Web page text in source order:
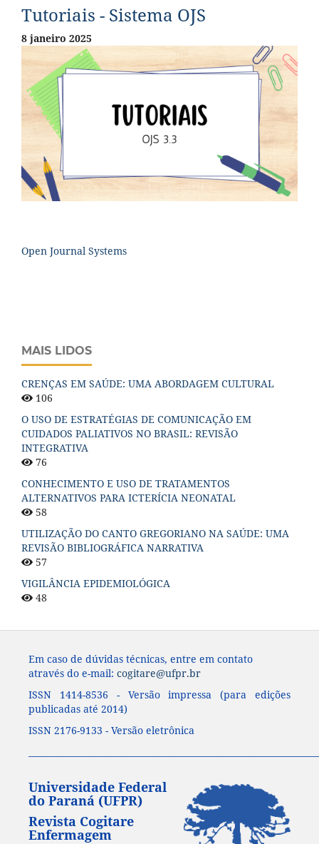
Tutoriais - Sistema OJS
8 janeiro 2025
Open Journal Systems
MAIS LIDOS
CRENÇAS EM SAÚDE: UMA ABORDAGEM CULTURAL
106
O USO DE ESTRATÉGIAS DE COMUNICAÇÃO EM
CUIDADOS PALIATIVOS NO BRASIL: REVISÃO
INTEGRATIVA
76
CONHECIMENTO E USO DE TRATAMENTOS
ALTERNATIVOS PARA ICTERÍCIA NEONATAL
58
UTILIZAÇÃO DO CANTO GREGORIANO NA SAÚDE: UMA
REVISÃO BIBLIOGRÁFICA NARRATIVA
57
VIGILÂNCIA EPIDEMIOLÓGICA
48
Em caso de dúvidas técnicas, entre em contato
através do e-mail: cogitare@ufpr.br
ISSN 1414-8536 - Versão impressa (para edições
publicadas até 2014)
ISSN 2176-9133 - Versão eletrônica
Universidade Federal
do Paraná (UFPR)
Revista Cogitare
Enfermagem